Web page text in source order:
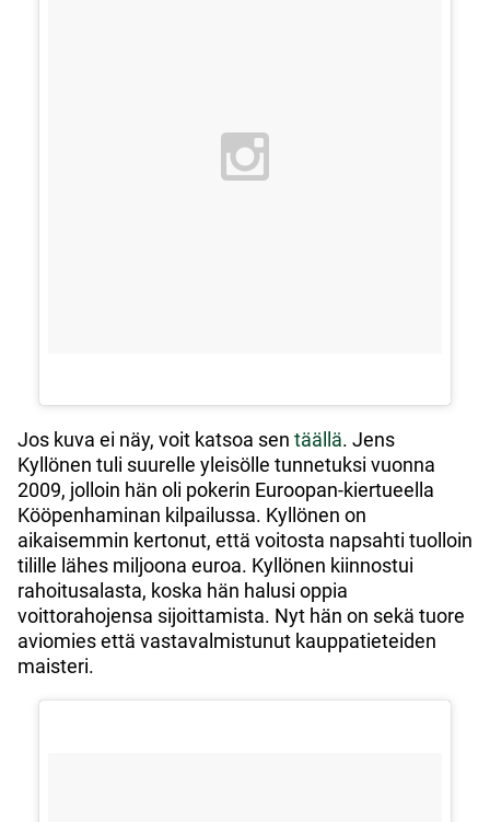
Jos kuva ei näy, voit katsoa sen täällä. Jens
Kyllönen tuli suurelle yleisölle tunnetuksi vuonna
2009, jolloin hän oli pokerin Euroopan-kiertueella
Kööpenhaminan kilpailussa. Kyllönen on
aikaisemmin kertonut, että voitosta napsahti tuolloin
tilille lähes miljoona euroa. Kyllönen kiinnostui
rahoitusalasta, koska hän halusi oppia
voittorahojensa sijoittamista. Nyt hän on sekä tuore
aviomies että vastavalmistunut kauppatieteiden
maisteri.